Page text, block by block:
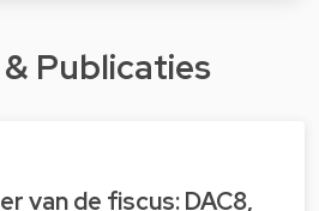
Publicaties
van de fiscus: DAC8,